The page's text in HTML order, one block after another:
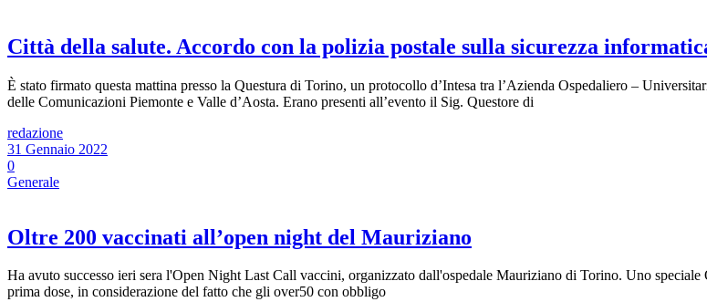
Città della salute. Accordo con la polizia postale sulla sicurezza
È stato firmato questa mattina presso la Questura di Torino, un protocollo d’Intesa tra l’Azienda Ospedaliero –
delle Comunicazioni Piemonte e Valle d’Aosta. Erano presenti all’evento il Sig. Questore di
redazione
31 Gennaio 2022
0
Generale
Oltre 200 vaccinati all’open night del Mauriziano
Ha avuto successo ieri sera l'Open Night Last Call vaccini, organizzato dall'ospedale Mauriziano di Torino. Uno
prima dose, in considerazione del fatto che gli over50 con obbligo